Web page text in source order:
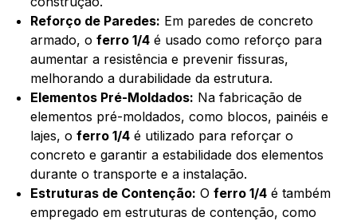
Reforço de Paredes: Em paredes de concreto
armado, oferro 1/4 é usado como reforço para
aumentar a resistência e prevenir fissuras,
melhorando a durabilidade da estrutura.
Elementos Pré-Moldados: Na fabricação de
elementos pré-moldados, como blocos, painéis e
lajes, oferro 1/4 é utilizado para reforçar o
concreto e garantir a estabilidade dos elementos
durante o transporte e a instalação.
Estruturas de Contenção: Oferro 1/4 é também
empregado em estruturas de contenção, como